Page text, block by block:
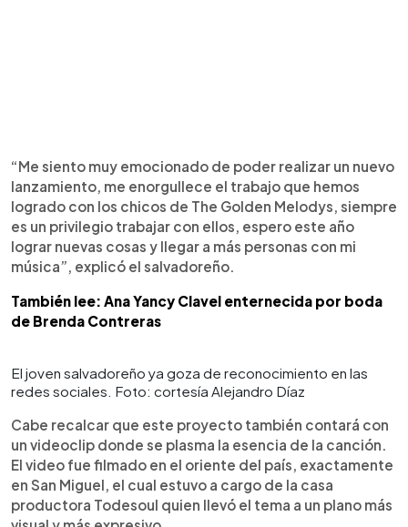
“Me siento muy emocionado de poder realizar un nuevo
lanzamiento, me enorgullece el trabajo que hemos
logrado con los chicos de The Golden Melodys, siempre
es un privilegio trabajar con ellos, espero este año
lograr nuevas cosas y llegar a más personas con mi
música”, explicó el salvadoreño.
También lee: Ana Yancy Clavel enternecida por boda
de Brenda Contreras
El joven salvadoreño ya goza de reconocimiento en las
redes sociales. Foto: cortesía Alejandro Díaz
Cabe recalcar que este proyecto también contará con
un videoclip donde se plasma la esencia de la canción.
El video fue filmado en el oriente del país, exactamente
en San Miguel, el cual estuvo a cargo de la casa
productora Todesoul quien llevó el tema a un plano más